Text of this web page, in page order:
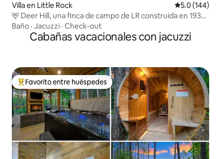
Villa en Little Rock Calificación
5.0 (144)
🦌 Deer Hill, una finca de campo de LR construida en 1938
🫶🏼
Baño · Jacuzzi · Check-out
Cabañas vacacionales con jacuzzi
Favorito entre huéspedes preferido
Favorito entre huéspedes